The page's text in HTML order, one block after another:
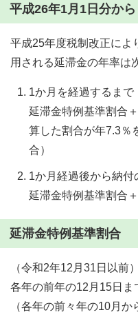
平成26年1月1日分から
平成25年度税制改正によ
用される延滞金の年率は
1か月を経過するまで
延滞金特例基準割合
算した割合が年7.3％
合）
1か月経過後から納付
延滞金特例基準割合
延滞金特例基準割合
（令和2年12月31日以前）
各年の前年の12月15日
（各年の前々年の10月